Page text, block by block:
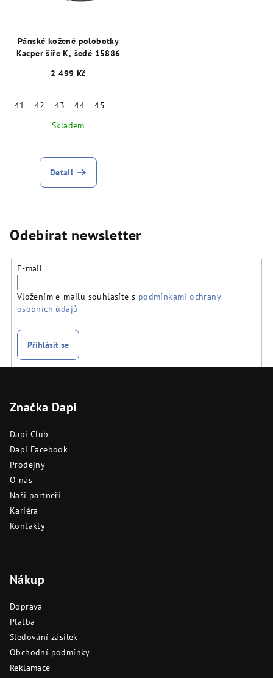
Pánské kožené polobotky
Kacper šíře K, šedé 15886
2 499 Kč
41 42 43 44
45
Skladem
Detail
Odebírat newsletter
E-mail
Vložením e-mailu souhlasíte s podmínkami ochrany
osobních údajů
Přihlásit se
Značka Dapi
Dapi Club
Dapi Facebook
Prodejny
O nás
Naši partneři
Kariéra
Kontakty
Nákup
Doprava
Platba
Sledování zásilek
Obchodní podmínky
Reklamace